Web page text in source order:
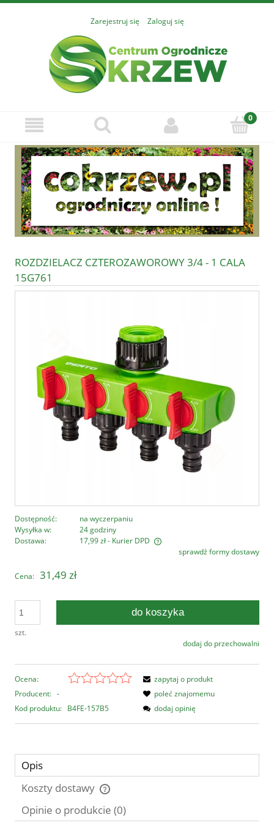
Zarejestruj się Zaloguj się
ROZDZIELACZ CZTEROZAWOROWY 3/4 - 1 CALA
15G761
Dostępność:
na wyczerpaniu
Wysyłka w:
24 godziny
Dostawa:
17,99 zł- Kurier DPD
Cena nie zawiera ewentualnych kosztów płatnościsprawdź formy dostawy
Cena: 31,49 zł
szt.
do koszyka
dodaj do przechowalni
Ocena:
Producent: -
Kod produktu: B4FE-157B5
zapytaj o produkt
poleć znajomemu
dodaj opinię
Opis
Koszty dostawy
Cena nie zawiera ewentualnych kosztów płatności
Opinie o produkcie (0)